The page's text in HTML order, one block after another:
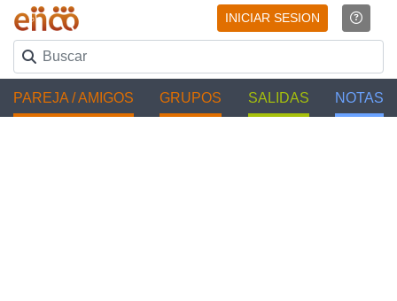
INICIAR SESION
PAREJA / AMIGOS GRUPOS SALIDAS NOTAS